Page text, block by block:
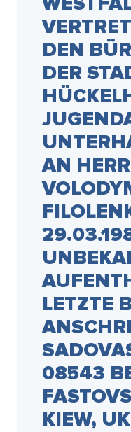
DEN
DER
AN
LETZTE
8543
IEW,